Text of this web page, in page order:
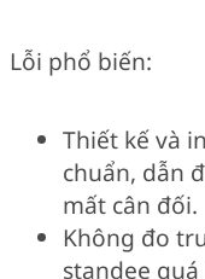
Lỗi phổ biến:
Thiết kế và
chuẩn, dẫn
mất cân đối.
Không đo
standee